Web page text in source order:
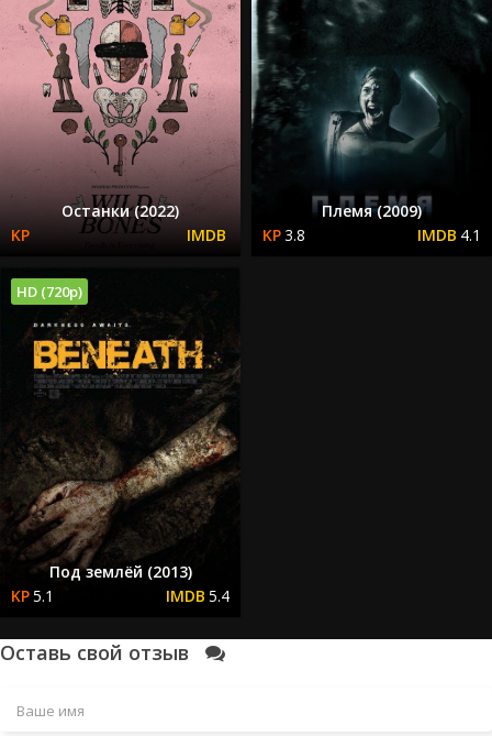
Останки (2022)
Племя (2009)
3.8
4.1
HD (720p)
Под землёй (2013)
5.1
5.4
Оставь свой отзыв